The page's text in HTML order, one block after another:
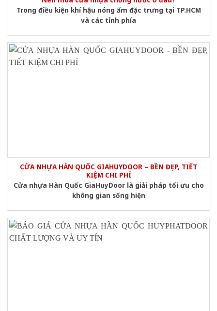
Trong điều kiện khí hậu nóng ẩm đặc trưng tại TP.HCM
và các tỉnh phía
CỬA NHỰA HÀN QUỐC GIAHUYDOOR – BỀN ĐẸP, TIẾT
KIỆM CHI PHÍ
Cửa nhựa Hàn Quốc GiaHuyDoor là giải pháp tối ưu cho
không gian sống hiện